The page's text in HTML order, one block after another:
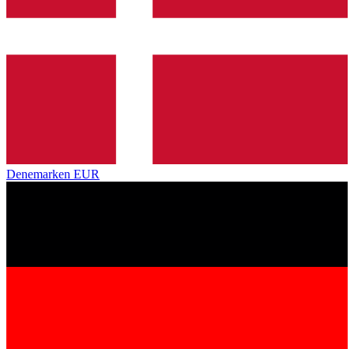
Denemarken EUR